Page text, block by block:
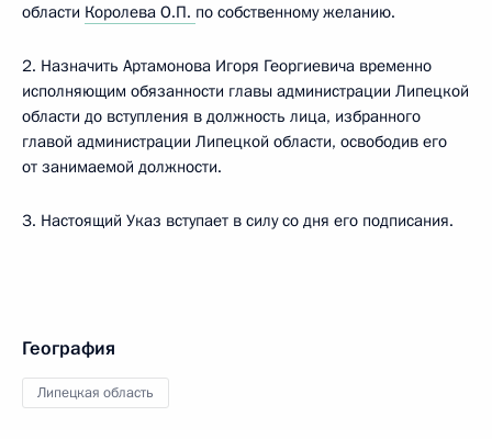
области Королева О.П. по собственному желанию.
2. Назначить Артамонова Игоря Георгиевича временно
исполняющим обязанности главы администрации Липецкой
области до вступления в должность лица, избранного
главой администрации Липецкой области, освободив его
от занимаемой должности.
3. Настоящий Указ вступает в силу со дня его подписания.
География
Липецкая область